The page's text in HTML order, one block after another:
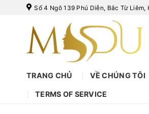
Số 4 Ngõ 139 Phú Diễn, Bắc Từ Liêm,
TRANG CHỦ VỀ CHÚNG TÔI
TERMS OF SERVICE